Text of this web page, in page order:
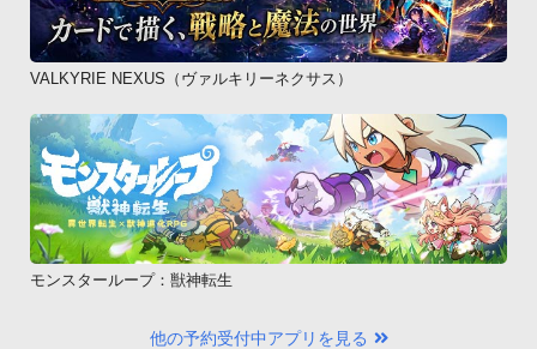
VALKYRIE NEXUS（ヴァルキリーネクサス）
モンスターループ：獣神転生
他の予約受付中アプリを見る